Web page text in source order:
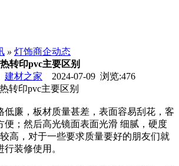
» 灯饰商企动态
转印pvc主要区别
建材之家 2024-07-09 浏览:476
转印pvc主要区别
低廉，板材质量甚差，表面容易刮花，客
便；然后高光镜面表面光滑 细腻，硬度
高，对于一些要求质量要好的朋友们就
装修使用。